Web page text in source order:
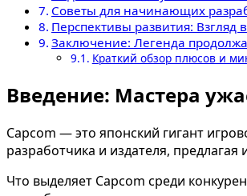
Советы для начинающих
Перспективы развития: Взгляд
Заключение: Легенда
Краткий обзор плюсов и
Введение: Мастера
Capcom — это японский гигант
разработчика и издателя,
Что выделяет Capcom среди